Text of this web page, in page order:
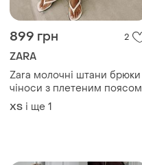
899 грн 2
ZARA
Zara молочні штани брюки
чіноси з плетеним поясом
ХS і ще 1